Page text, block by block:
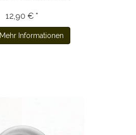
12,90 € *
Mehr Informationen